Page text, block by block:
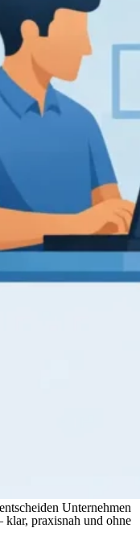
Unternehmen
praxisnah und ohne